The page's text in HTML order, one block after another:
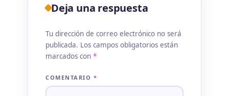
Deja una respuesta
Tu dirección de correo electrónico no será
publicada. Los campos obligatorios están
marcados con *
COMENTARIO *